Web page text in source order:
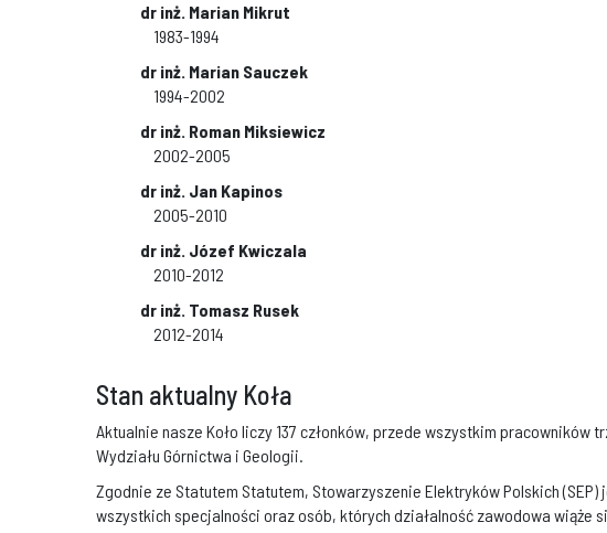
dr inż. Marian Mikrut
1983-1994
dr inż. Marian Sauczek
1994-2002
dr inż. Roman Miksiewicz
2002-2005
dr inż. Jan Kapinos
2005-2010
dr inż. Józef Kwiczala
2010-2012
dr inż. Tomasz Rusek
2012-2014
Stan aktualny Koła
Aktualnie nasze Koło liczy 137 członków, przede wszystkim
Wydziału Górnictwa i Geologii.
Zgodnie ze Statutem Statutem, Stowarzyszenie Elektryków Polskich
wszystkich specjalności oraz osób, których działalność zawodowa wiąże